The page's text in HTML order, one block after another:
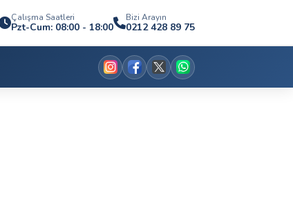
Çalışma Saatleri
Pzt-Cum: 08:00 - 18:00
Bizi Arayın
0212 428 89 75